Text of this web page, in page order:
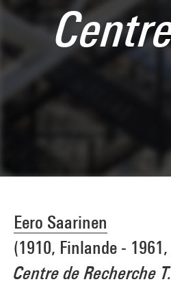
Eero Saarinen
(1910, Finlande -
Centre de Recherche